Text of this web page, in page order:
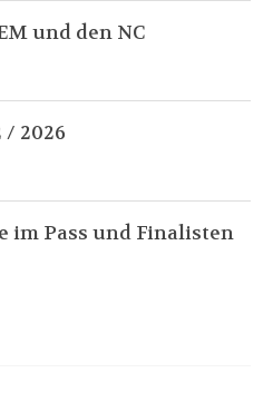
und den NC
2026
im Pass und Finalisten